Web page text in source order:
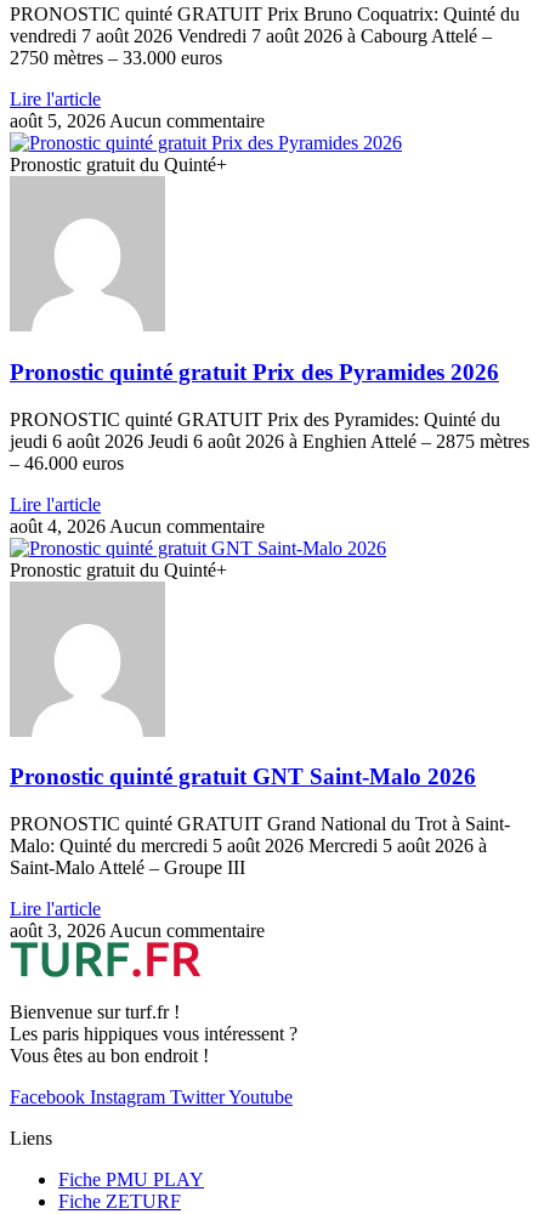
PRONOSTIC quinté GRATUIT Prix Bruno Coquatrix: Quinté du
vendredi 7 août 2026 Vendredi 7 août 2026 à Cabourg Attelé –
2750 mètres – 33.000 euros
Lire l'article
août 5, 2026 Aucun commentaire
Pronostic gratuit du Quinté+
Pronostic quinté gratuit Prix des Pyramides 2026
PRONOSTIC quinté GRATUIT Prix des Pyramides: Quinté du
jeudi 6 août 2026 Jeudi 6 août 2026 à Enghien Attelé – 2875 mètres
– 46.000 euros
Lire l'article
août 4, 2026 Aucun commentaire
Pronostic gratuit du Quinté+
Pronostic quinté gratuit GNT Saint-Malo 2026
PRONOSTIC quinté GRATUIT Grand National du Trot à Saint-
Malo: Quinté du mercredi 5 août 2026 Mercredi 5 août 2026 à
Saint-Malo Attelé – Groupe III
Lire l'article
août 3, 2026 Aucun commentaire
Bienvenue sur turf.fr !
Les paris hippiques vous intéressent ?
Vous êtes au bon endroit !
Facebook Instagram TwitterYoutube
Liens
Fiche PMU PLAY
Fiche ZETURF